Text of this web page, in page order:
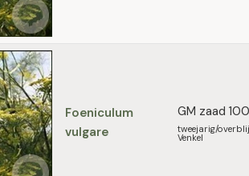
Foeniculum
vulgare
GM zaad
tweejarig/
Venkel